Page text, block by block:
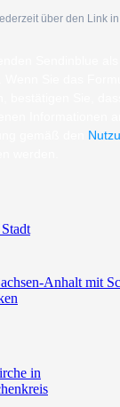
über den Link